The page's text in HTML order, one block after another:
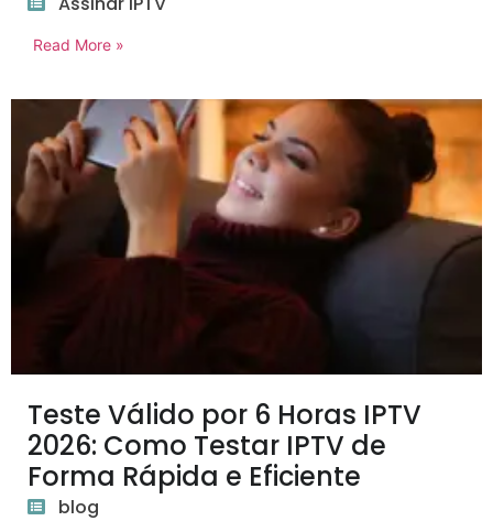
Read More »
Teste Válido por 6 Horas IPTV
2026: Como Testar IPTV de
Forma Rápida e Eficiente
blog